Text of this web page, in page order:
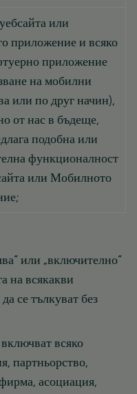
или
приложение и всяко
приложение
на мобилни
или по друг начин),
от нас в бъдеще,
подобна или
функционалност
или Мобилното
или „включително“
на всякакви
се тълкуват без
всяко
партньорство,
асоциация,